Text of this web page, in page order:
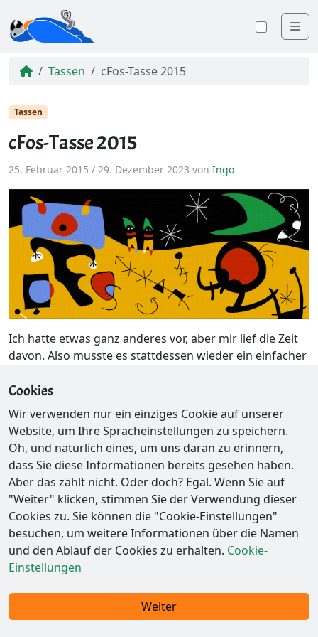
Tassen cFos-Tasse 2015
Tassen
cFos-Tasse 2015
25. Februar 2015 / 29. Dezember 2023 von Ingo
Ich hatte etwas ganz anderes vor, aber mir lief die Zeit
davon. Also musste es stattdessen wieder ein einfacher
Hinweise
Die Parabel der Polygone Guild Wars 2
© 2026 - Ex-Parrot
Cookies
Wir verwenden nur ein einziges Cookie auf unserer
Website, um Ihre Spracheinstellungen zu speichern.
Oh, und natürlich eines, um uns daran zu erinnern,
dass Sie diese Informationen bereits gesehen haben.
Aber das zählt nicht. Oder doch? Egal. Wenn Sie auf
"Weiter" klicken, stimmen Sie der Verwendung dieser
Cookies zu. Sie können die "Cookie-Einstellungen"
besuchen, um weitere Informationen über die Namen
und den Ablauf der Cookies zu erhalten. Cookie-
Einstellungen
Weiter